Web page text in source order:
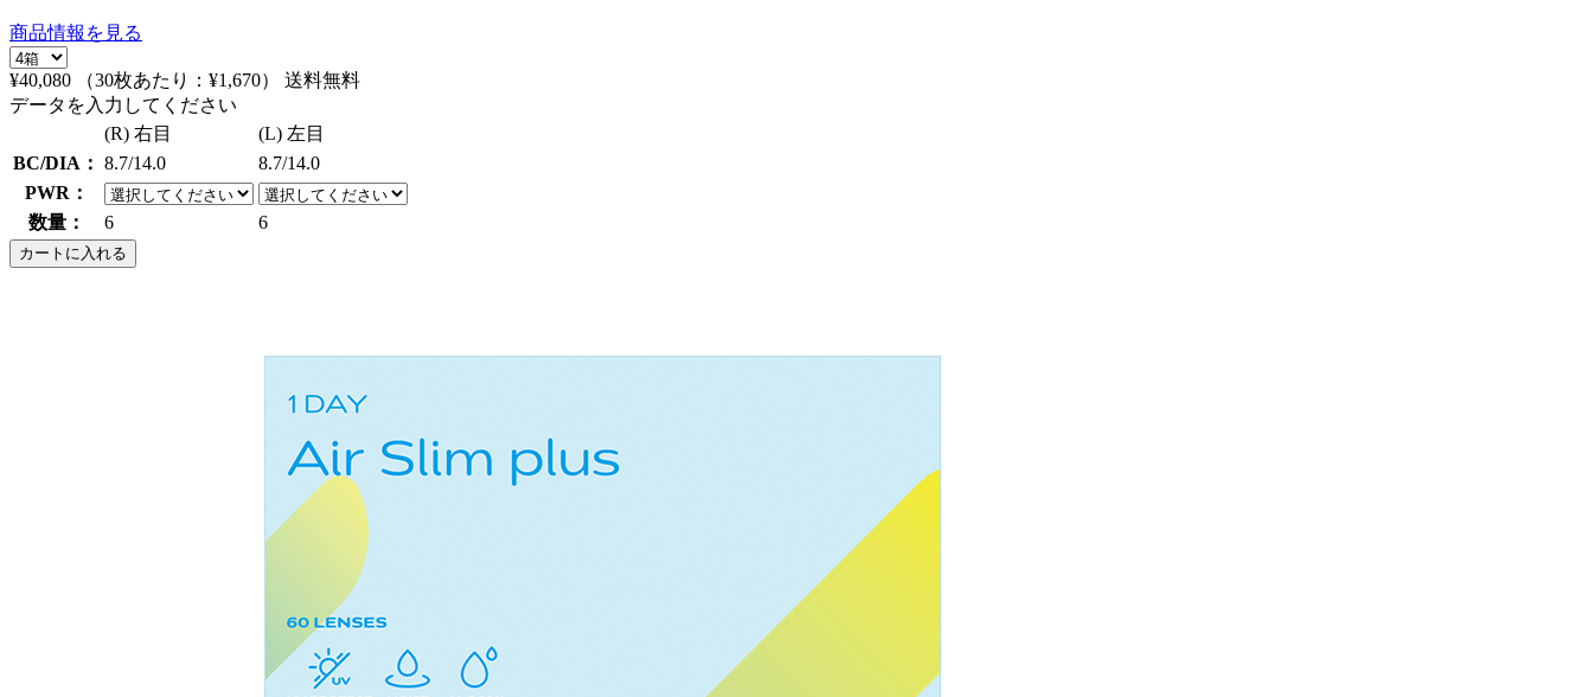
商品情報を見る
¥40,080 （30枚あたり： ¥1,670）
送料無料
データを入力してください
(R) 右目
(L) 左目
BC/DIA： 8.7/14.0
8.7/14.0
PWR：
数量：
6 6
カートに入れる